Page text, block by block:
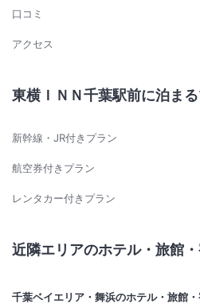
口コミ
アクセス
東横ＩＮＮ千葉駅前に泊ま
新幹線・JR付きプラン
航空券付きプラン
レンタカー付きプラン
近隣エリアのホテル・旅館
千葉ベイエリア・舞浜のホテル・旅館